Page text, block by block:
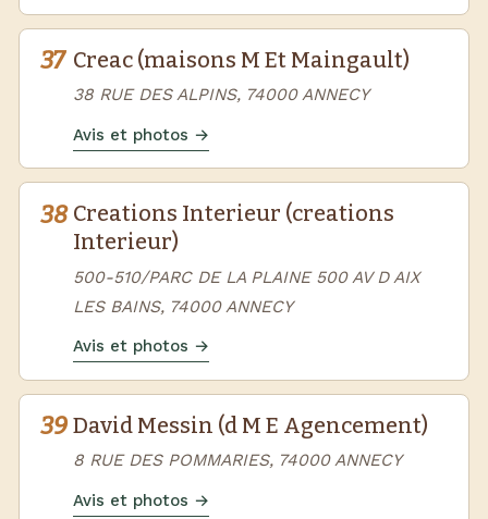
37 Creac (maisons M Et Maingault)
38 RUE DES ALPINS, 74000 ANNECY
Avis et photos →
38 Creations Interieur (creations
Interieur)
500-510/PARC DE LA PLAINE 500 AV D AIX
LES BAINS, 74000 ANNECY
Avis et photos →
39 David Messin (d M E Agencement)
8 RUE DES POMMARIES, 74000 ANNECY
Avis et photos →